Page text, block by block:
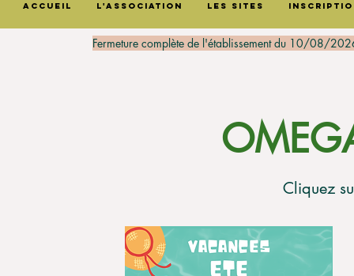
Accueil L'Association Les sites
Fermeture complète de l'établissement du 10/08/
Cliquez